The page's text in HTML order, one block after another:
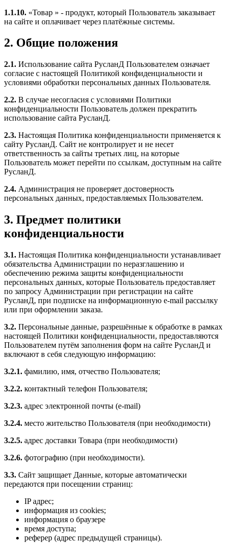
1.1.10. «Товар » - продукт, который Пользователь заказывает
на сайте и оплачивает через платёжные системы.
2. Общие положения
2.1. Использование сайта РусланД Пользователем означает
согласие с настоящей Политикой конфиденциальности и
условиями обработки персональных данных Пользователя.
2.2. В случае несогласия с условиями Политики
конфиденциальности Пользователь должен прекратить
использование сайта РусланД.
2.3. Настоящая Политика конфиденциальности применяется к
сайту РусланД. Сайт не контролирует и не несет
ответственность за сайты третьих лиц, на которые
Пользователь может перейти по ссылкам, доступным на сайте
РусланД.
2.4. Администрация не проверяет достоверность
персональных данных, предоставляемых Пользователем.
3. Предмет политики
конфиденциальности
3.1. Настоящая Политика конфиденциальности устанавливает
обязательства Администрации по неразглашению и
обеспечению режима защиты конфиденциальности
персональных данных, которые Пользователь предоставляет
по запросу Администрации при регистрации на сайте
РусланД, при подписке на информационную e-mail рассылку
или при оформлении заказа.
3.2. Персональные данные, разрешённые к обработке в рамках
настоящей Политики конфиденциальности, предоставляются
Пользователем путём заполнения форм на сайте РусланД и
включают в себя следующую информацию:
3.2.1. фамилию, имя, отчество Пользователя;
3.2.2. контактный телефон Пользователя;
3.2.3. адрес электронной почты (e-mail)
3.2.4. место жительство Пользователя (при необходимости)
3.2.5. адрес доставки Товара (при необходимости)
3.2.6. фотографию (при необходимости).
3.3. Сайт защищает Данные, которые автоматически
передаются при посещении страниц:
IP адрес;
информация из cookies;
информация о браузере
время доступа;
реферер (адрес предыдущей страницы).